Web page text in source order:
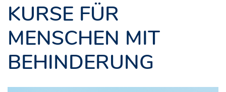
KURSE FÜR
MENSCHEN MIT
BEHINDERUNG